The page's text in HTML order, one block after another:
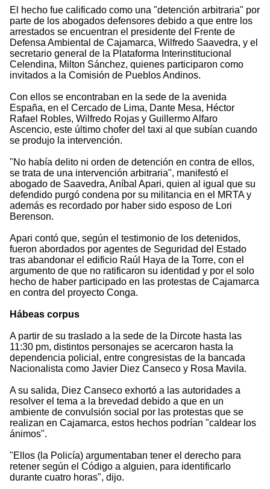
El hecho fue calificado como una "detención arbitraria" por
parte de los abogados defensores debido a que entre los
arrestados se encuentran el presidente del Frente de
Defensa Ambiental de Cajamarca, Wilfredo Saavedra, y el
secretario general de la Plataforma Interinstitucional
Celendina, Milton Sánchez, quienes participaron como
invitados a la Comisión de Pueblos Andinos.
Con ellos se encontraban en la sede de la avenida
España, en el Cercado de Lima, Dante Mesa, Héctor
Rafael Robles, Wilfredo Rojas y Guillermo Alfaro
Ascencio, este último chofer del taxi al que subían cuando
se produjo la intervención.
"No había delito ni orden de detención en contra de ellos,
se trata de una intervención arbitraria", manifestó el
abogado de Saavedra, Aníbal Apari, quien al igual que su
defendido purgó condena por su militancia en el MRTA y
además es recordado por haber sido esposo de Lori
Berenson.
Apari contó que, según el testimonio de los detenidos,
fueron abordados por agentes de Seguridad del Estado
tras abandonar el edificio Raúl Haya de la Torre, con el
argumento de que no ratificaron su identidad y por el solo
hecho de haber participado en las protestas de Cajamarca
en contra del proyecto Conga.
Hábeas corpus
A partir de su traslado a la sede de la Dircote hasta las
11:30 pm, distintos personajes se acercaron hasta la
dependencia policial, entre congresistas de la bancada
Nacionalista como Javier Diez Canseco y Rosa Mavila.
A su salida, Diez Canseco exhortó a las autoridades a
resolver el tema a la brevedad debido a que en un
ambiente de convulsión social por las protestas que se
realizan en Cajamarca, estos hechos podrían "caldear los
ánimos".
"Ellos (la Policía) argumentaban tener el derecho para
retener según el Código a alguien, para identificarlo
durante cuatro horas", dijo.